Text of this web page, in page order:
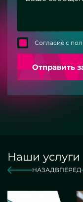
Согласие с
Отправить
Наши услуги
НАЗАДВПЕРЕД